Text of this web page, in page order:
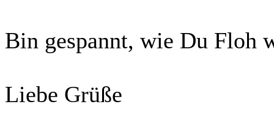
Bin gespannt, wie Du Floh
Liebe Grüße